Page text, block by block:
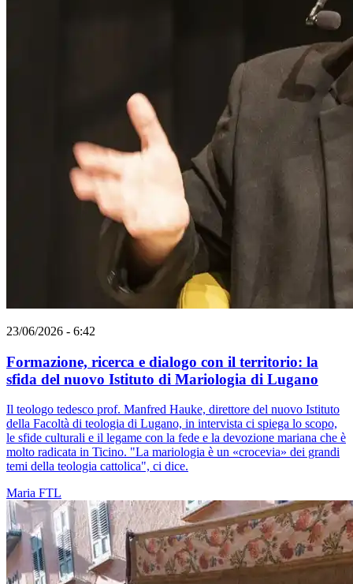
23/06/2026 - 6:42
Formazione, ricerca e dialogo con il territorio: la
sfida del nuovo Istituto di Mariologia di Lugano
Il teologo tedesco prof. Manfred Hauke, direttore del nuovo Istituto
della Facoltà di teologia di Lugano, in intervista ci spiega lo scopo,
le sfide culturali e il legame con la fede e la devozione mariana che è
molto radicata in Ticino. "La mariologia è un «crocevia» dei grandi
temi della teologia cattolica", ci dice.
Maria FTL